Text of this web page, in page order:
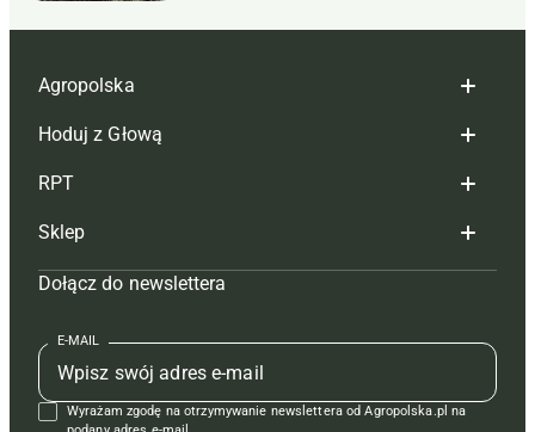
Agropolska
Redakcja
Reklama
Tagi
Mapa serwisu
Kontakt
Regulamin
Hoduj z Głową
Hoduj z głową bydło
Hoduj z głową świnie
Prenumerata
Redakcja
Kontakt
RPT
Redakcja
Prenumerata
Reklama
Kontakt
Sklep
Czasopisma i prenumerata
Książki
Regulamin
Dołącz do newslettera
E-MAIL
Wyrażam zgodę na otrzymywanie newslettera od Agropolska.pl na